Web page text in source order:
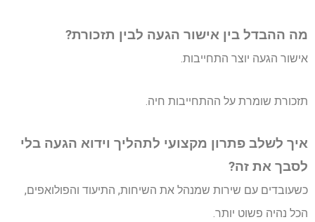
מה ההבדל בין אישור הגעה לבין תזכורת?
אישור הגעה יוצר התחייבות.
תזכורת שומרת על ההתחייבות חיה.
איך לשלב פתרון מקצועי לתהליך וידוא הגעה בלי
לסבך את זה?
כשעובדים עם שירות שמנהל את השיחות, התיעוד והפולואפים,
הכל נהיה פשוט יותר.